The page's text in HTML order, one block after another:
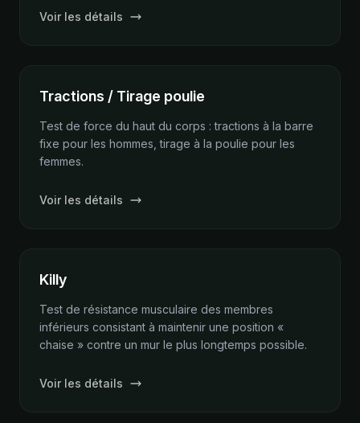
Voir les détails
Tractions / Tirage poulie
Test de force du haut du corps : tractions à la barre
fixe pour les hommes, tirage à la poulie pour les
femmes.
Voir les détails
Killy
Test de résistance musculaire des membres
inférieurs consistant à maintenir une position «
chaise » contre un mur le plus longtemps possible.
Voir les détails